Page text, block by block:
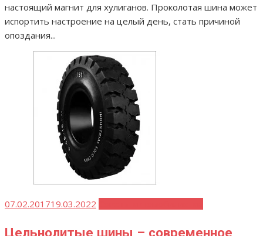
настоящий магнит для хулиганов. Проколотая шина может
испортить настроение на целый день, стать причиной
опоздания...
Опубликовано
07.02.201719.03.2022
Цельнолитые шины – современное